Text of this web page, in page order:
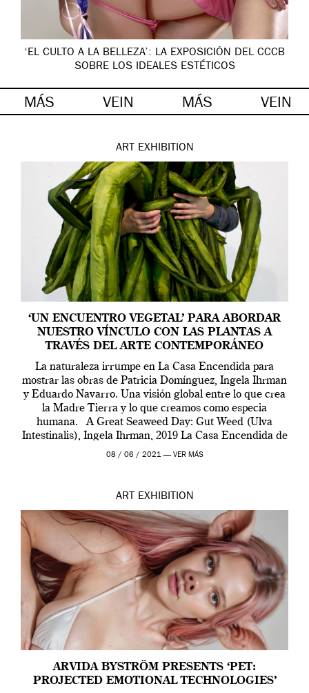
‘EL CULTO A LA BELLEZA’: LA EXPOSICIÓN DEL CCCB
SOBRE LOS IDEALES ESTÉTICOS
MÁS VEIN MÁS VEIN
ART EXHIBITION
‘UN ENCUENTRO VEGETAL’ PARA ABORDAR
NUESTRO VÍNCULO CON LAS PLANTAS A
TRAVÉS DEL ARTE CONTEMPORÁNEO
La naturaleza irrumpe en La Casa Encendida para
mostrar las obras de Patricia Domínguez, Ingela Ihrman
y Eduardo Navarro. Una visión global entre lo que crea
la Madre Tierra y lo que creamos como especia
humana. A Great Seaweed Day: Gut Weed (Ulva
Intestinalis), Ingela Ihrman, 2019 La Casa Encendida de
Madrid y la Wellcome […]
08 / 06 / 2021 — VER MÁS
ART EXHIBITION
ARVIDA BYSTRÖM PRESENTS ‘PET:
PROJECTED EMOTIONAL TECHNOLOGIES’